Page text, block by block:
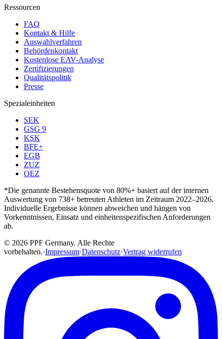
Ressourcen
FAQ
Kontakt & Hilfe
Auswahlverfahren
Behördenkontakt
Kostenlose EAV-Analyse
Zertifizierungen
Qualitätspolitik
Presse
Spezialeinheiten
SEK
GSG 9
KSK
BFE+
EGB
ZUZ
OEZ
*Die genannte Bestehensquote von 80%+ basiert auf der internen
Auswertung von 738+ betreuten Athleten im Zeitraum 2022–2026.
Individuelle Ergebnisse können abweichen und hängen von
Vorkenntnissen, Einsatz und einheitenspezifischen Anforderungen
ab.
© 2026 PPF Germany. Alle Rechte
vorbehalten.·Impressum·Datenschutz·Vertrag widerrufen